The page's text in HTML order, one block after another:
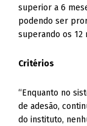
superior a 6
podendo ser
superando os 12
Critérios
“Enquanto no
de adesão,
do instituto,